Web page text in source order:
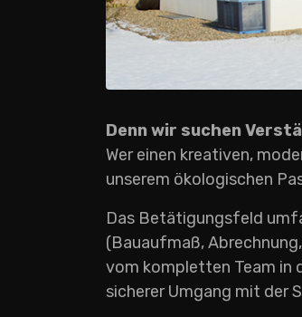
Denn wir suchen
Wer einen kreativen,
unserem ökologischen
Das Betätigungsfeld
(Bauaufmaß,
vom kompletten Team in
sicherer Umgang mit der